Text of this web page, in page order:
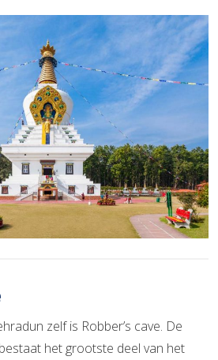
zelf is Robber’s cave. De
het grootste deel van het